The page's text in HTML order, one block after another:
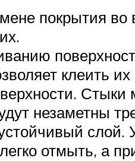
покрытия
клеить
незаметны
отмыть, а